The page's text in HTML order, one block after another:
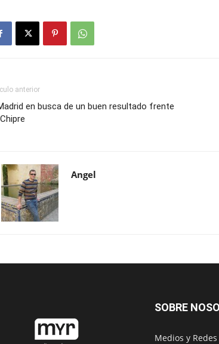
anterior
en busca de un buen resultado frente
Angel
SOBRE
Medios y